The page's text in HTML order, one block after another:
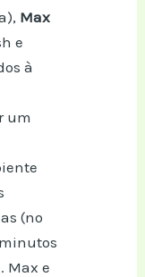
Max
e
à
um
(no
Max e